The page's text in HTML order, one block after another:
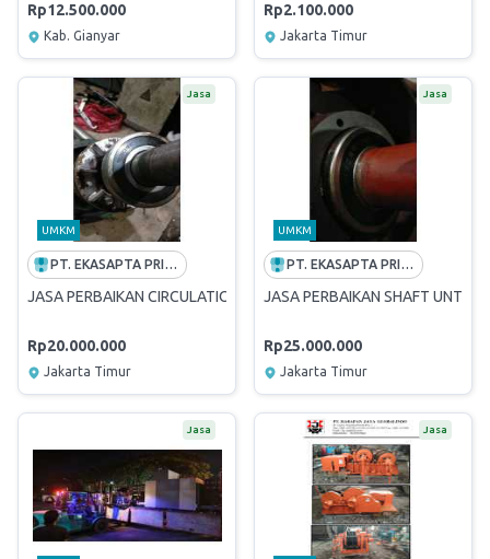
Rp12.500.000
Kab. Gianyar
Rp2.100.000
Jakarta Timur
Jasa
UMKM
PT. EKASAPTA PRIMA MAKMUR
JASA PERBAIKAN CIRCULATION PUMP
Rp20.000.000
Jakarta Timur
Jasa
UMKM
PT. EKASAPTA PRIMA MAKMUR
JASA PERBAIKAN SHAFT UNTUK
Rp25.000.000
Jakarta Timur
Jasa Jasa